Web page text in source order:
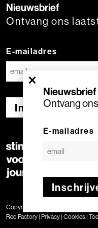
×
Nieuwsbrief
Ontvang
E-mailadres
Nieuwsbrief
Ontvang ons
E-mailadres
Inschrijven
Copyright © 2020
Red Factory | Privacy | Cookies |